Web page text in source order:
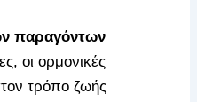
παραγόντων
οι ορμονικές
τρόπο ζωής